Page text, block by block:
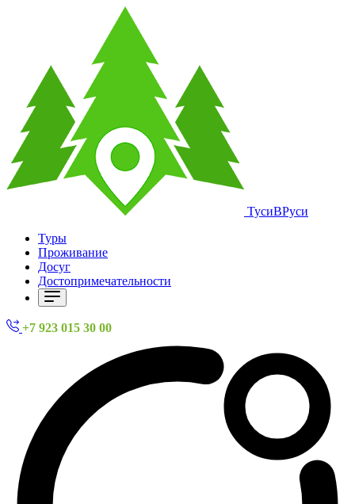
ТусиВРуси
Туры
Проживание
Досуг
Достопримечательности
+7 923 015 30 00